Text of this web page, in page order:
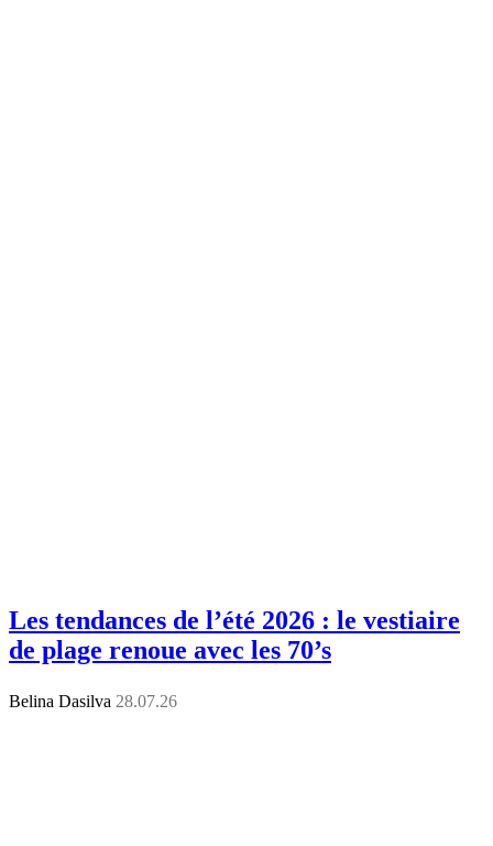
Les tendances de l’été 2026 : le vestiaire
de plage renoue avec les 70’s
Belina Dasilva 28.07.26